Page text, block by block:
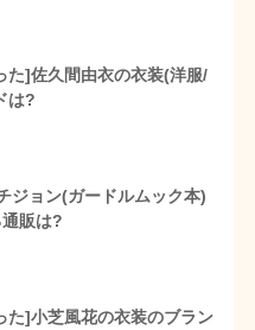
た]佐久間由衣の衣装(洋服/
は?
ジョン(ガードルムック本)
販は?
た]小芝風花の衣装のブラン